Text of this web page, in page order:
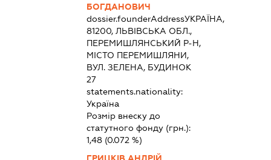
БОГДАНОВИЧ
dossier.founderAddressУКРАЇНА,
81200, ЛЬВІВСЬКА ОБЛ.,
ПЕРЕМИШЛЯНСЬКИЙ Р-Н,
МІСТО ПЕРЕМИШЛЯНИ,
ВУЛ. ЗЕЛЕНА, БУДИНОК
27
statements.nationality:
Україна
Розмір внеску до
статутного фонду (грн.):
1,48(0.072 %)
ГРИЦКІВ АНДРІЙ